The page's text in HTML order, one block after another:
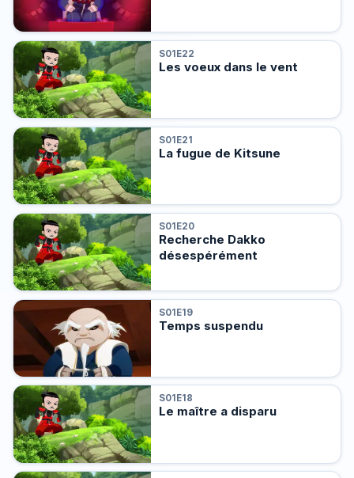
S01E22
Les voeux dans le vent
S01E21
La fugue de Kitsune
S01E20
Recherche Dakko
désespérément
S01E19
Temps suspendu
S01E18
Le maître a disparu